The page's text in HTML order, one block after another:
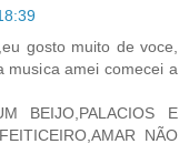
gosto muito de voce,
musica amei comecei a
BEIJO,PALACIOS E
NÃO